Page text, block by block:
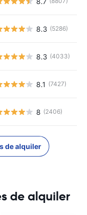
8.3 (5286)
8.3 (4033)
8.1 (7427)
8 (2406)
de alquiler
de alquiler